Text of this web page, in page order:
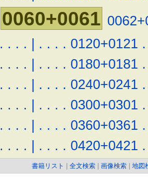
0060+0061
. . . . | . . . . 0120+0121 .
. . . . | . . . . 0180+0181 .
. . . . | . . . . 0240+0241 .
. . . . | . . . . 0300+0301 .
. . . . | . . . . 0360+0361 .
. . . . | . . . . 0420+0421 .
書籍リスト 全文検索 画像検索 地図